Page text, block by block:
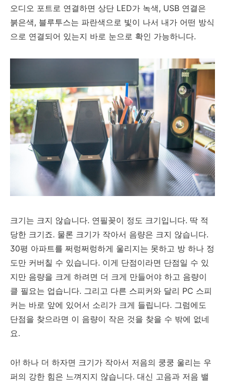
오디오 포트로 연결하면 상단 LED가 녹색, USB 연결은
붉은색, 블루투스는 파란색으로 빛이 나서 내가 어떤 방식
으로 연결되어 있는지 바로 눈으로 확인 가능하니다.
크기는 크지 않습니다. 연필꽂이 정도 크기입니다. 딱 적
당한 크기죠. 물론 크기가 작아서 음량은 크지 않습니다.
30평 아파트를 쩌렁쩌렁하게 울리지는 못하고 방 하나 정
도만 커버칠 수 있습니다. 이게 단점이라면 단점일 수 있
지만 음량을 크게 하려면 더 크게 만들어야 하고 음량이
클 필요는 업습니다. 그리고 다른 스피커와 달리 PC 스피
커는 바로 앞에 있어서 소리가 크게 들립니다. 그럼에도
단점을 찾으라면 이 음량이 작은 것을 찾을 수 밖에 없네
요.
아! 하나 더 하자면 크기가 작아서 저음의 쿵쿵 울리는 우
퍼의 강한 힘은 느껴지지 않습니다. 대신 고음과 저음 밸